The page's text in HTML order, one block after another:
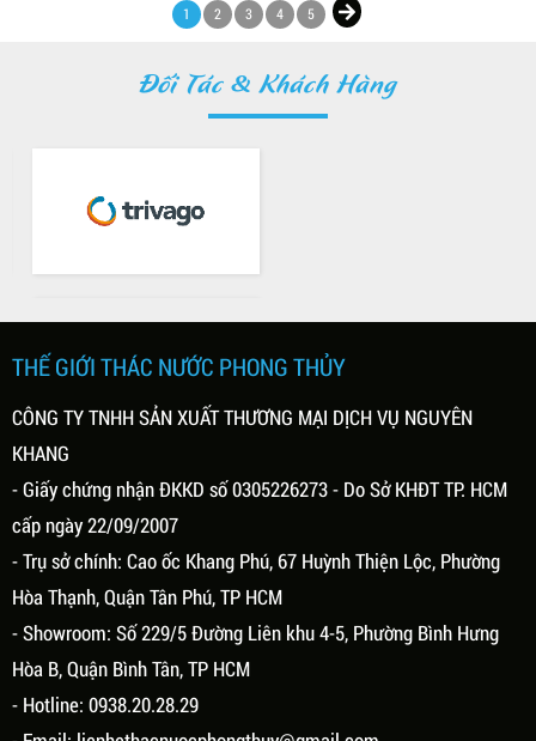
1 2 3 4 5
Đối Tác & Khách Hàng
THẾ GIỚI THÁC NƯỚC PHONG THỦY
CÔNG TY TNHH SẢN XUẤT THƯƠNG MẠI DỊCH VỤ NGUYÊN
KHANG
- Giấy chứng nhận ĐKKD số 0305226273 - Do Sở KHĐT TP. HCM
cấp ngày 22/09/2007
- Trụ sở chính: Cao ốc Khang Phú, 67 Huỳnh Thiện Lộc, Phường
Hòa Thạnh, Quận Tân Phú, TP HCM
- Showroom: Số 229/5 Đường Liên khu 4-5, Phường Bình Hưng
Hòa B, Quận Bình Tân, TP HCM
- Hotline: 0938.20.28.29